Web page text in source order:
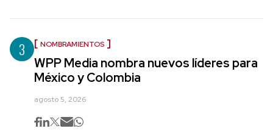
3 NOMBRAMIENTOS
WPP Media nombra nuevos líderes para
México y Colombia
agosto 5, 2026